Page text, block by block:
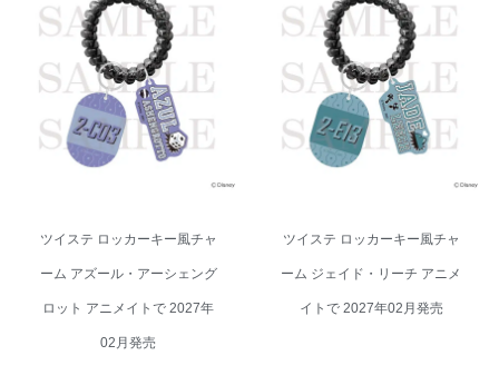
ツイステ ロッカーキー風チャー
ム アズール・アーシェングロッ
ト アニメイトで 2027年02月発
売
ツイステ ロッカーキー風チャ
ーム アズール・アーシェング
ロット アニメイトで 2027年
02月発売
ツイステ ロッカーキー風チャー
ム ジェイド・リーチ アニメイト
で 2027年02月発売
ツイステ ロッカーキー風チャ
ーム ジェイド・リーチ アニメ
イトで 2027年02月発売